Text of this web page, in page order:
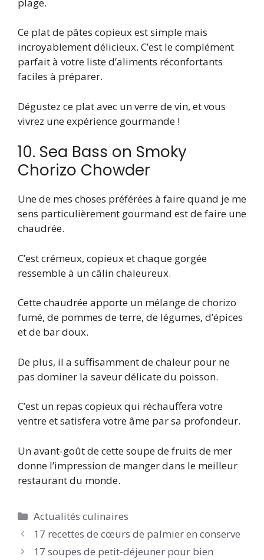
Ce plat de pâtes copieux est simple mais
incroyablement délicieux. C’est le complément
parfait à votre liste d’aliments réconfortants
faciles à préparer.
Dégustez ce plat avec un verre de vin, et vous
vivrez une expérience gourmande !
10. Sea Bass on Smoky
Chorizo ​​Chowder
Une de mes choses préférées à faire quand je me
sens particulièrement gourmand est de faire une
chaudrée.
C’est crémeux, copieux et chaque gorgée
ressemble à un câlin chaleureux.
Cette chaudrée apporte un mélange de chorizo ​​
fumé, de pommes de terre, de légumes, d’épices
et de bar doux.
De plus, il a suffisamment de chaleur pour ne
pas dominer la saveur délicate du poisson.
C’est un repas copieux qui réchauffera votre
ventre et satisfera votre âme par sa profondeur.
Un avant-goût de cette soupe de fruits de mer
donne l’impression de manger dans le meilleur
restaurant du monde.
Catégories
Actualités culinaires
17 recettes de cœurs de palmier en conserve
17 soupes de petit-déjeuner pour bien